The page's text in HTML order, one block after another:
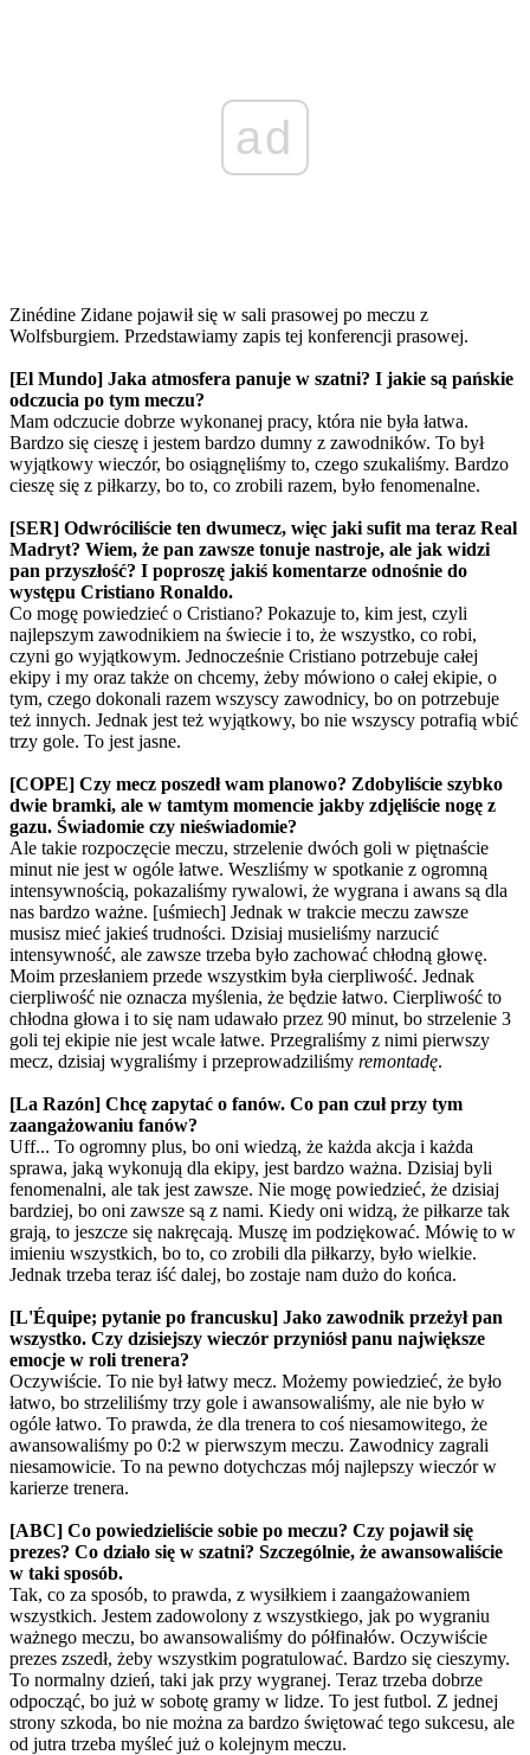
ad
Zinédine Zidane pojawił się w sali prasowej po meczu z
Wolfsburgiem. Przedstawiamy zapis tej konferencji prasowej.
[El Mundo] Jaka atmosfera panuje w szatni? I jakie są pańskie
odczucia po tym meczu?
Mam odczucie dobrze wykonanej pracy, która nie była łatwa.
Bardzo się cieszę i jestem bardzo dumny z zawodników. To był
wyjątkowy wieczór, bo osiągnęliśmy to, czego szukaliśmy. Bardzo
cieszę się z piłkarzy, bo to, co zrobili razem, było fenomenalne.
[SER] Odwróciliście ten dwumecz, więc jaki sufit ma teraz Real
Madryt? Wiem, że pan zawsze tonuje nastroje, ale jak widzi
pan przyszłość? I poproszę jakiś komentarze odnośnie do
występu Cristiano Ronaldo.
Co mogę powiedzieć o Cristiano? Pokazuje to, kim jest, czyli
najlepszym zawodnikiem na świecie i to, że wszystko, co robi,
czyni go wyjątkowym. Jednocześnie Cristiano potrzebuje całej
ekipy i my oraz także on chcemy, żeby mówiono o całej ekipie, o
tym, czego dokonali razem wszyscy zawodnicy, bo on potrzebuje
też innych. Jednak jest też wyjątkowy, bo nie wszyscy potrafią wbić
trzy gole. To jest jasne.
[COPE] Czy mecz poszedł wam planowo? Zdobyliście szybko
dwie bramki, ale w tamtym momencie jakby zdjęliście nogę z
gazu. Świadomie czy nieświadomie?
Ale takie rozpoczęcie meczu, strzelenie dwóch goli w piętnaście
minut nie jest w ogóle łatwe. Weszliśmy w spotkanie z ogromną
intensywnością, pokazaliśmy rywalowi, że wygrana i awans są dla
nas bardzo ważne. [uśmiech] Jednak w trakcie meczu zawsze
musisz mieć jakieś trudności. Dzisiaj musieliśmy narzucić
intensywność, ale zawsze trzeba było zachować chłodną głowę.
Moim przesłaniem przede wszystkim była cierpliwość. Jednak
cierpliwość nie oznacza myślenia, że będzie łatwo. Cierpliwość to
chłodna głowa i to się nam udawało przez 90 minut, bo strzelenie 3
goli tej ekipie nie jest wcale łatwe. Przegraliśmy z nimi pierwszy
mecz, dzisiaj wygraliśmy i przeprowadziliśmy remontadę.
[La Razón] Chcę zapytać o fanów. Co pan czuł przy tym
zaangażowaniu fanów?
Uff... To ogromny plus, bo oni wiedzą, że każda akcja i każda
sprawa, jaką wykonują dla ekipy, jest bardzo ważna. Dzisiaj byli
fenomenalni, ale tak jest zawsze. Nie mogę powiedzieć, że dzisiaj
bardziej, bo oni zawsze są z nami. Kiedy oni widzą, że piłkarze tak
grają, to jeszcze się nakręcają. Muszę im podziękować. Mówię to w
imieniu wszystkich, bo to, co zrobili dla piłkarzy, było wielkie.
Jednak trzeba teraz iść dalej, bo zostaje nam dużo do końca.
[L'Équipe; pytanie po francusku] Jako zawodnik przeżył pan
wszystko. Czy dzisiejszy wieczór przyniósł panu największe
emocje w roli trenera?
Oczywiście. To nie był łatwy mecz. Możemy powiedzieć, że było
łatwo, bo strzeliliśmy trzy gole i awansowaliśmy, ale nie było w
ogóle łatwo. To prawda, że dla trenera to coś niesamowitego, że
awansowaliśmy po 0:2 w pierwszym meczu. Zawodnicy zagrali
niesamowicie. To na pewno dotychczas mój najlepszy wieczór w
karierze trenera.
[ABC] Co powiedzieliście sobie po meczu? Czy pojawił się
prezes? Co działo się w szatni? Szczególnie, że awansowaliście
w taki sposób.
Tak, co za sposób, to prawda, z wysiłkiem i zaangażowaniem
wszystkich. Jestem zadowolony z wszystkiego, jak po wygraniu
ważnego meczu, bo awansowaliśmy do półfinałów. Oczywiście
prezes zszedł, żeby wszystkim pogratulować. Bardzo się cieszymy.
To normalny dzień, taki jak przy wygranej. Teraz trzeba dobrze
odpocząć, bo już w sobotę gramy w lidze. To jest futbol. Z jednej
strony szkoda, bo nie można za bardzo świętować tego sukcesu, ale
od jutra trzeba myśleć już o kolejnym meczu.